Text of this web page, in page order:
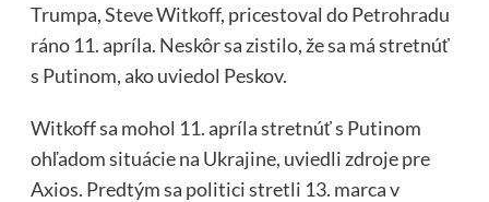
Trumpa, Steve Witkoff, pricestoval do Petrohradu
ráno 11. apríla. Neskôr sa zistilo, že sa má stretnúť
s Putinom, ako uviedol Peskov.
Witkoff sa mohol 11. apríla stretnúť s Putinom
ohľadom situácie na Ukrajine, uviedli zdroje pre
Axios. Predtým sa politici stretli 13. marca v